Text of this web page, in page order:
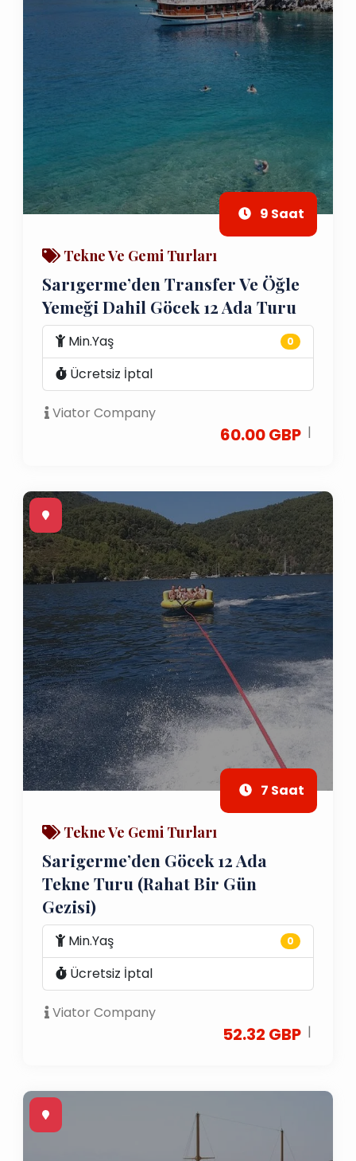
9 Saat
Tekne Ve Gemi Turları
Sarıgerme’den Transfer Ve Öğle
Yemeği Dahil Göcek 12 Ada Turu
Min.Yaş 0
Ücretsiz İptal
Viator Company
60.00 GBP |
7 Saat
Tekne Ve Gemi Turları
Sarigerme’den Göcek 12 Ada
Tekne Turu (rahat Bir Gün
Gezisi)
Min.Yaş 0
Ücretsiz İptal
Viator Company
52.32 GBP |